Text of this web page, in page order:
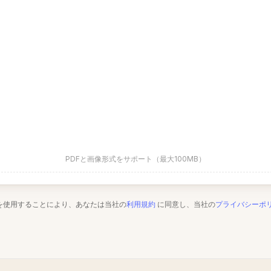
PDFと画像形式をサポート（最大100MB）
使用することにより、あなたは当社の利用規約 に同意し、当社のプライバシーポ